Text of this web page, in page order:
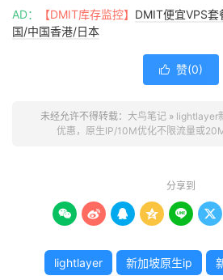
AD： 【DMIT库存监控】 DMIT便宜VPS
国/中国香港/日本
 赞(0)
未经允许不得转载： 大鸟笔记» lightlayer
优惠，原生IP/10M优化不限流量或
分享到
     
lightlayer 新加坡原生ip